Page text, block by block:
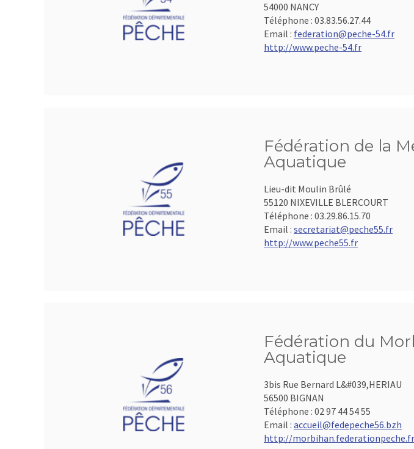
54000 NANCY
Téléphone : 03.83.56.27.44
Email : federation@peche-54.fr
http://www.peche-54.fr
Fédération de la
Aquatique
Lieu-dit Moulin Brûlé
55120 NIXEVILLE BLERCOURT
Téléphone : 03.29.86.15.70
Email : secretariat@peche55.fr
http://www.peche55.fr
Fédération du
Aquatique
3bis Rue Bernard L&#039,HERIAU
56500 BIGNAN
Téléphone : 02 97 44 54 55
Email : accueil@fedepeche56.bzh
http://morbihan.federationpeche.fr